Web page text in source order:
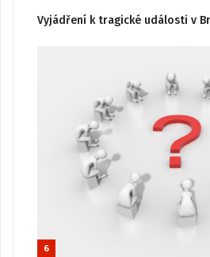
Vyjádření k tragické události v
6